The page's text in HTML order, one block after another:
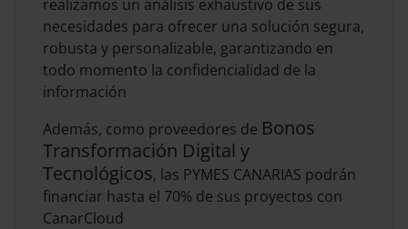
realizamos un análisis exhaustivo de sus
necesidades para ofrecer una solución segura,
robusta y personalizable, garantizando en
todo momento la confidencialidad de la
información
Además, como proveedores de Bonos
Transformación Digital y
Tecnológicos, las PYMES CANARIAS podrán
financiar hasta el 70% de sus proyectos con
CanarCloud